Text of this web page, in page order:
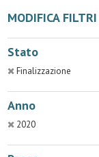
MODIFICA FILTRI
Stato
Finalizzazione
Anno
2020